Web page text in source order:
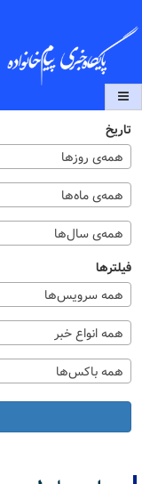
تاریخ
همه‌ی روزها
همه‌ی ماه‌ها
همه‌ی سال‌ها
فیلترها
همه سرویس‌ها
همه انواع خبر
همه باکس‌ها